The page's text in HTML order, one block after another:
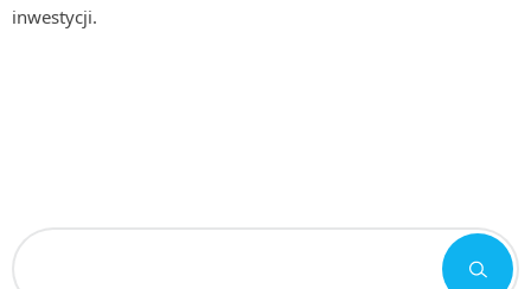
inwestycji.